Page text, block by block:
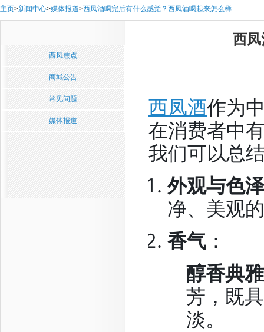
主页>新闻中心>媒体报道>西凤酒喝完后有什么感觉？西凤酒喝起来怎么样
西凤焦点
商城公告
常见问题
媒体报道
西
西凤酒作为
在消费者中
我们可以总
外观与色泽
净、美观
香气 ：
醇香典雅
芳，既
淡。